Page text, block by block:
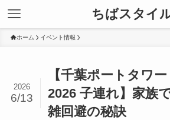
ちばスタイ
ホーム イベント情報
【千葉ポートタワ
2026 子連れ】家族
雑回避の秘訣
2026
6/13